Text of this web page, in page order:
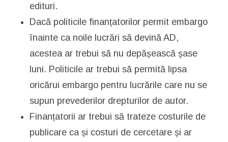
edituri.
Dacă politicile finanțatorilor permit embargo
înainte ca noile lucrări să devină AD,
acestea ar trebui să nu depășească șase
luni. Politicile ar trebui să permită lipsa
oricărui embargo pentru lucrările care nu se
supun prevederilor drepturilor de autor.
Finanțatorii ar trebui să trateze costurile de
publicare ca și costuri de cercetare și ar